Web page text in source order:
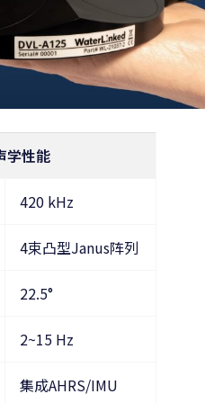
学性能
420 kHz
4束凸型Janus阵列
22.5°
2~15 Hz
集成AHRS/IMU